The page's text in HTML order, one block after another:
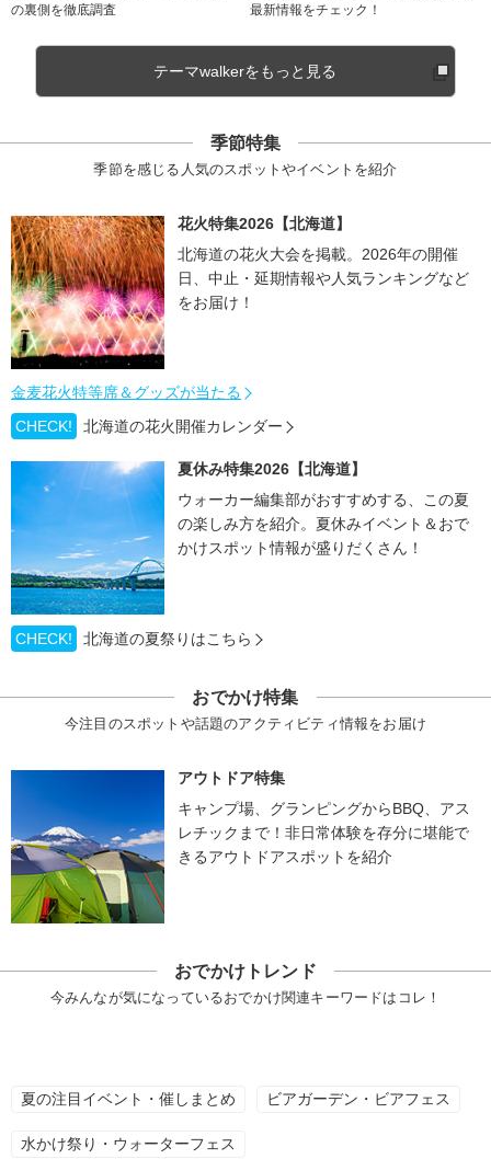
の裏側を徹底調査
最新情報をチェック！
テーマwalkerをもっと見る
季節特集
季節を感じる人気のスポットやイベントを紹介
花火特集2026【北海道】
北海道の花火大会を掲載。2026年の開催
日、中止・延期情報や人気ランキングなど
をお届け！
金麦花火特等席＆グッズが当たる
CHECK!
北海道の花火開催カレンダー
夏休み特集2026【北海道】
ウォーカー編集部がおすすめする、この夏
の楽しみ方を紹介。夏休みイベント＆おで
かけスポット情報が盛りだくさん！
CHECK! 北海道の夏祭りはこちら
おでかけ特集
今注目のスポットや話題のアクティビティ情報をお届け
アウトドア特集
キャンプ場、グランピングからBBQ、アス
レチックまで！非日常体験を存分に堪能で
きるアウトドアスポットを紹介
おでかけトレンド
今みんなが気になっているおでかけ関連キーワードはコレ！
夏の注目イベント・催しまとめ ビアガーデン・ビアフェス
水かけ祭り・ウォーターフェス